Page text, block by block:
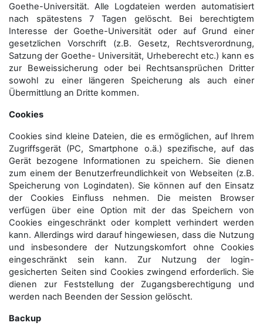
Goethe-Universität. Alle Logdateien werden auto­matisiert
nach spätestens 7 Tagen gelöscht. Bei berechtigtem
Interesse der Goethe-Universität oder auf Grund einer
gesetzlichen Vorschrift (z.B. Gesetz, Rechtsverordnung,
Satzung der Goethe- Universität, Urheberecht etc.) kann es
zur Beweissicherung oder bei Rechtsansprüchen Dritter
sowohl zu einer längeren Speicherung als auch einer
Übermittlung an Dritte kommen.
Cookies
Cookies sind kleine Dateien, die es ermöglichen, auf Ihrem
Zugriffsgerät (PC, Smartphone o.ä.) spezifische, auf das
Gerät bezogene Informationen zu speichern. Sie dienen
zum einem der Benutzerfreundlichkeit von Webseiten (z.B.
Speicherung von Logindaten). Sie können auf den Einsatz
der Cookies Einfluss nehmen. Die meisten Browser
verfügen über eine Option mit der das Speichern von
Cookies eingeschränkt oder komplett verhindert werden
kann. Allerdings wird darauf hingewiesen, dass die Nutzung
und insbesondere der Nutzungskomfort ohne Cookies
eingeschränkt sein kann. Zur Nutzung der login-
gesicherten Seiten sind Cookies zwingend erforderlich. Sie
dienen zur Feststellung der Zugangs­berechtigung und
werden nach Beenden der Session gelöscht.
Backup